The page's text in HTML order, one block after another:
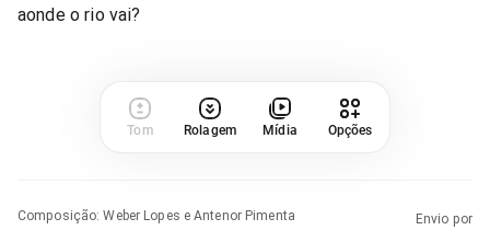
aonde o rio vai?
Tom Rolagem Mídia Opções
Composição:Weber Lopes e Antenor Pimenta
Envio por